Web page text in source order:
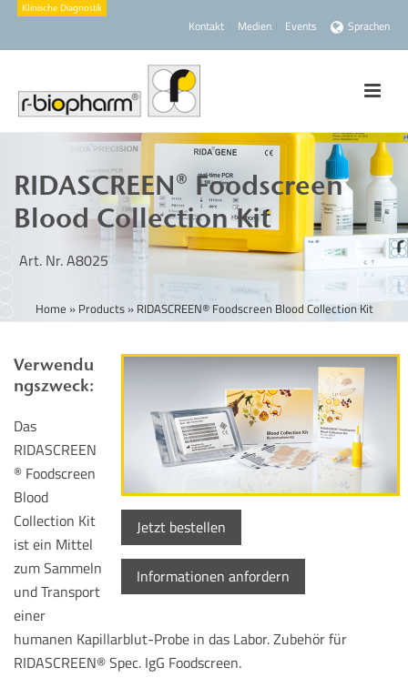
Kontakt Medien Events Sprachen
RIDASCREEN® Foodscreen
Blood Collection Kit
Art. Nr. A8025
Home » Products» RIDASCREEN® Foodscreen Blood Collection Kit
Jetzt bestellen
Informationen anfordern
Verwendu
ngszweck:
Das
RIDASCREEN
® Foodscreen
Blood
Collection Kit
ist ein Mittel
zum Sammeln
und Transport
einer
humanen Kapillarblut-Probe in das Labor. Zubehör für
RIDASCREEN® Spec. IgG Foodscreen.